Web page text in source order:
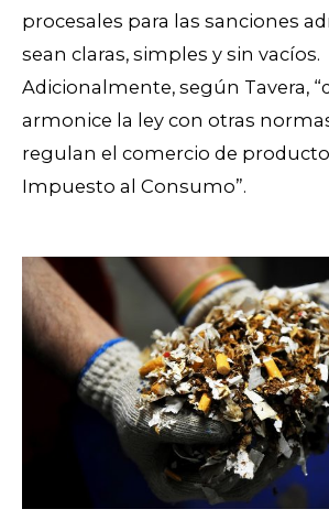
procesales para las sanciones
sean claras, simples y sin vacíos.
Adicionalmente, según Tavera,
armonice la ley con otras
regulan el comercio de
Impuesto al Consumo”.